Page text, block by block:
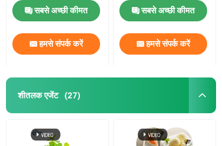
सबसे अच्छी कीमत
हमसे संपर्क करें
सबसे अच्छी कीमत
हमसे संपर्क करें
शीतलक एजेंट (27)